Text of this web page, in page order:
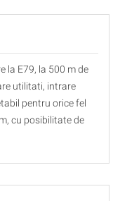
la E79, la 500 m de
utilitati, intrare
pentru orice fel
cu posibilitate de